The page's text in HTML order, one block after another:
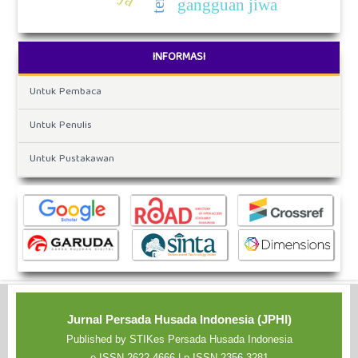
gangguan jiwa
INFORMASI
Untuk Pembaca
Untuk Penulis
Untuk Pustakawan
Jurnal Persada Husada Indonesia (JPHI)
Published by STIKes Persada Husada Indonesia